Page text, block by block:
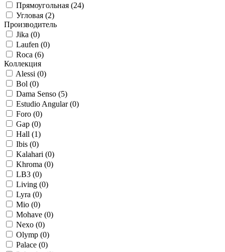
Прямоугольная (24)
Угловая (2)
Производитель
Jika (0)
Laufen (0)
Roca (6)
Коллекция
Alessi (0)
Bol (0)
Dama Senso (5)
Estudio Angular (0)
Foro (0)
Gap (0)
Hall (1)
Ibis (0)
Kalahari (0)
Khroma (0)
LB3 (0)
Living (0)
Lyra (0)
Mio (0)
Mohave (0)
Nexo (0)
Olymp (0)
Palace (0)